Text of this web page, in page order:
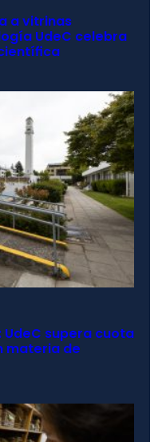
a vitrinas
UdeC celebra
UdeC supera cuota
materia de